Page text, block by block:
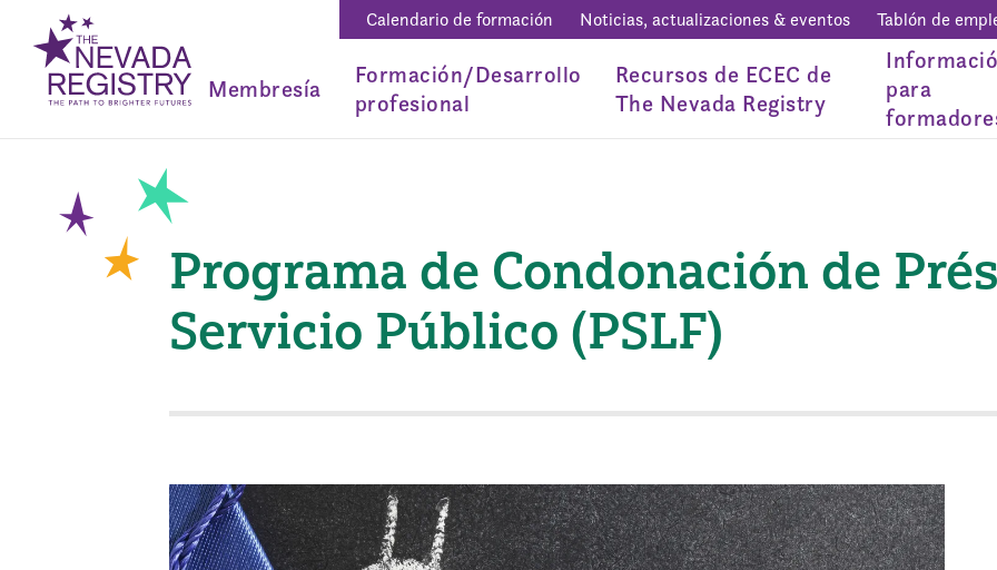
Calendario de formación Noticias, actualizaciones & eventos Tablón de
Membresía
Formación/Desarrollo
profesional
Recursos de ECEC de
The Nevada Registry
para
Programa de Condonación de
Servicio Público (PSLF)